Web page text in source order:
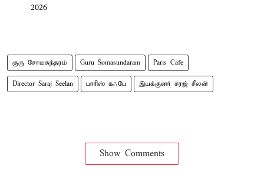
2026
குரு சோமசுந்தரம் Guru Somasundaram Paris Cafe
Director Saraj Seelan பாரிஸ் கஃபே இயக்குனர் சரஜ் சீலன்
Show Comments